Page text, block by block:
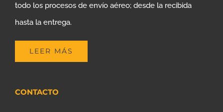
todo los procesos de envío aéreo; desde la recibida
hasta la entrega.
LEER MÁS
CONTACTO